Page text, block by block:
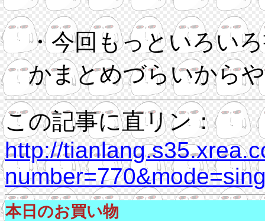
・今回もっといろい
かまとめづらいから
この記事に直リン：
http://
本日のお買い物